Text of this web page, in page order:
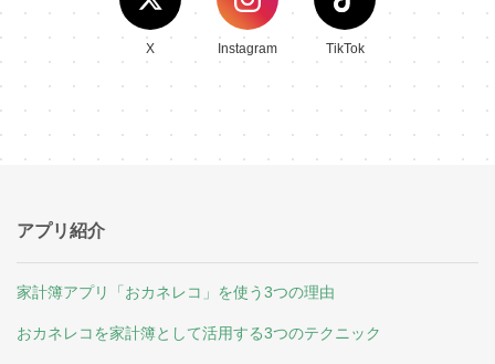
X Instagram TikTok
アプリ紹介
家計簿アプリ「おカネレコ」を使う3つの理由
おカネレコを家計簿として活用する3つのテクニック